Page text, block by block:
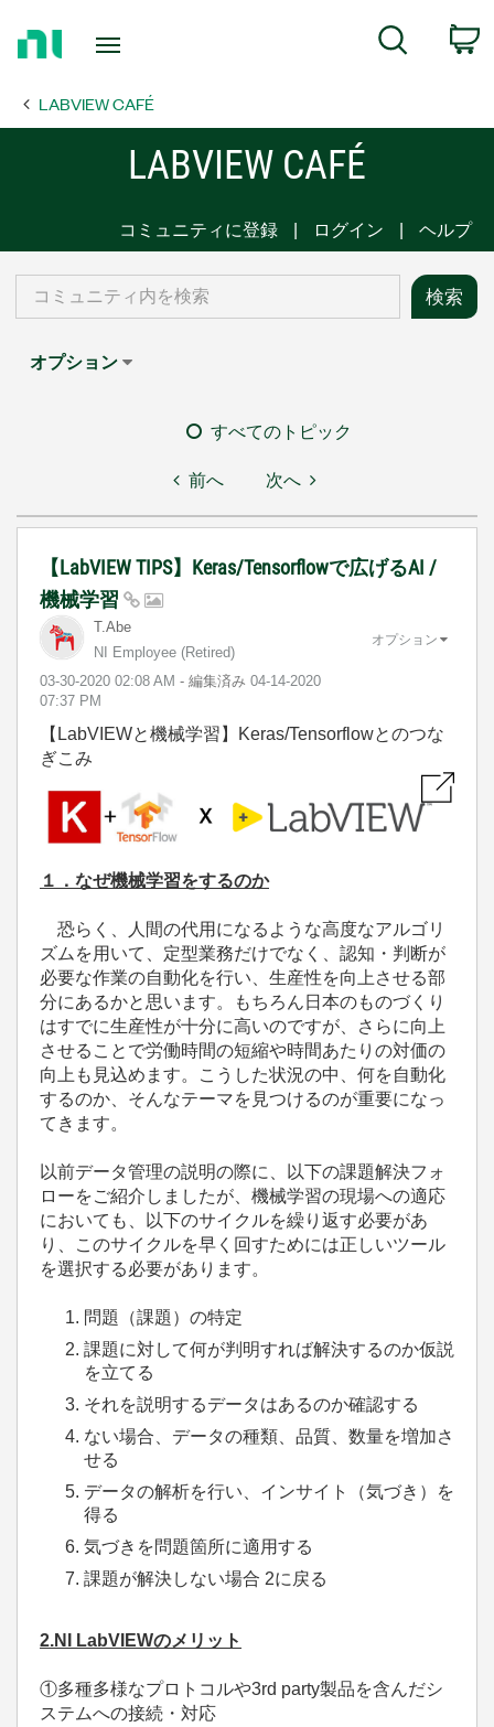
Page
Search
LABVIEW CAFÉ
LABVIEW CAFÉ
コミュニティに登録 ログイン ヘルプ
オプション
すべてのトピック
前へ 次へ
【LabVIEW TIPS】Keras/Tensorflowで広げるAI /
機械学習
T.Abe
NI Employee (retired)
‎03-30-2020 02:08 AM - 編集済み ‎04-14-2020
07:37 PM
オプション
【LabVIEWと機械学習】 Keras/Tensorflowとのつな
ぎこみ
１．なぜ機械学習をするのか
恐らく、
人間の代用になるような高度なアルゴリ
ズムを用いて
、定型業務だけでなく、認知・判断が
必要な作業の自動化を行い、生産性を向上させる部
分にあるかと思います。もちろん日本のものづくり
はすでに生産性が十分に高いのですが、さらに向上
させることで労働時間の短縮や時間あたりの対価の
向上も見込めます。こうした状況の中、何を自動化
するのか、そんなテーマを見つけるのが重要になっ
てきます。
以前データ管理の説明の際に、以下の課題解決フォ
ローをご紹介しましたが、機械学習の現場への適応
においても、以下のサイクルを繰り返す必要があ
り、このサイクルを早く回すためには正しいツール
を選択する必要があります。
問題（課題）の特定
課題に対して何が判明すれば解決するのか仮説
を立てる
それを説明するデータはあるのか確認する
ない場合、データの種類、品質、数量を増加さ
せる
データの解析を行い、インサイト（気づき）を
得る
気づきを問題箇所に適用する
課題が解決しない場合 2に戻る
2.NI LabVIEWのメリット
①多種多様なプロトコルや3rd party製品を含んだシ
ステムへの接続・対応